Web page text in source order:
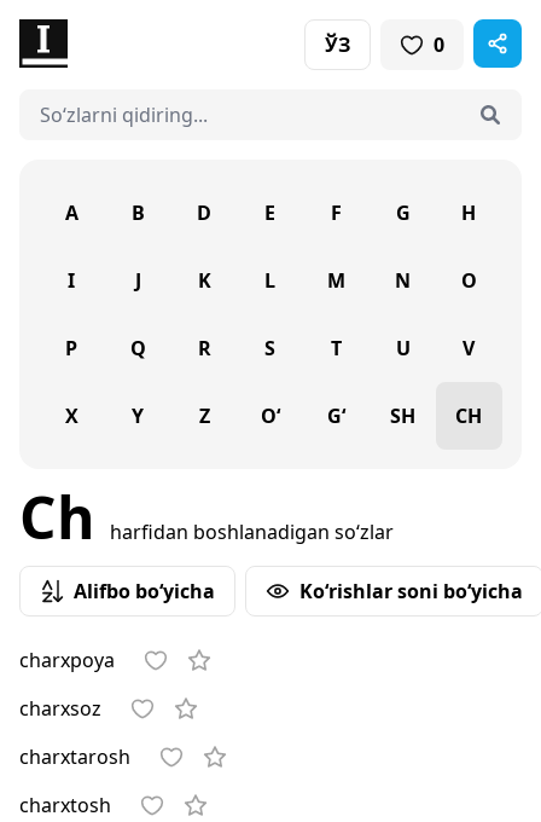
ЎЗ 0
A B D E F G H
I J K L M N O
P Q R S T U V
X Y Z O‘ G‘ SH CH
Ch harfidan boshlanadigan so‘zlar
Alifbo bo‘yicha Ko‘rishlar soni bo‘yicha
charxpoya
charxsoz
charxtarosh
charxtosh